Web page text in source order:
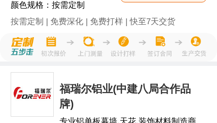
颜色规格：按需定制
按需定制 | 免费深化 | 免费打样 | 快至7天交货
福瑞尔铝业(中建八局合作品
牌)